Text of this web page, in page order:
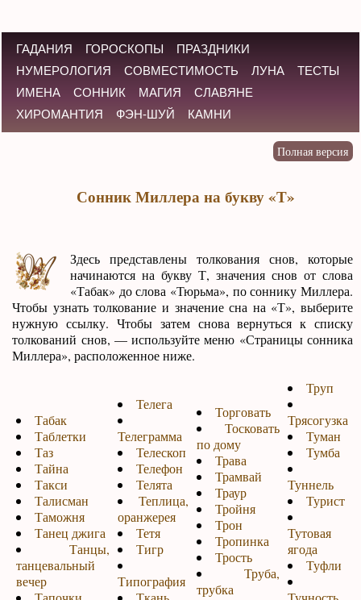
ГАДАНИЯ ГОРОСКОПЫ
ПРАЗДНИКИ
НУМЕРОЛОГИЯ
СОВМЕСТИМОСТЬ ЛУНА
ТЕСТЫ
ИМЕНА
СОННИК МАГИЯ
СЛАВЯНЕ
ХИРОМАНТИЯ
ФЭН-ШУЙ КАМНИ
Сонник Миллера на букву «Т»
Здесь представлены толкования снов, которые
начинаются на букву Т, значения снов от слова
«Табак» до слова «Тюрьма», по соннику Миллера.
Чтобы узнать толкование и значение сна на «Т», выберите
нужную ссылку. Чтобы затем снова вернуться к списку
толкований снов, — используйте меню «Страницы сонника
Миллера», расположенное ниже.
Табак
Таблетки
Таз
Тайна
Такси
Талисман
Таможня
Танец джига
Танцы,
танцевальный
вечер
Телега
Телеграмма
Телескоп
Телефон
Телята
Теплица,
оранжерея
Тетя
Тигр
Типография
Торговать
Тосковать
по дому
Трава
Трамвай
Траур
Тройня
Трон
Тропинка
Трость
Труба,
трубка
Труп
Трясогузка
Туман
Тумба
Туннель
Турист
Тутовая
ягода
Туфли